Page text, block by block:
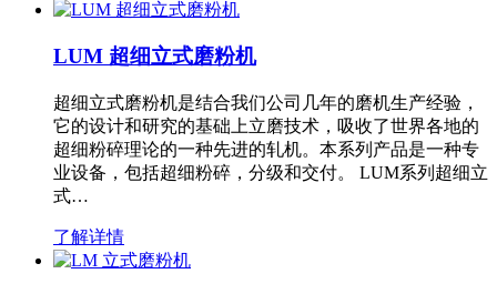
LUM 超细立式磨粉机
超细立式磨粉机是结合我们公司几年的磨机生产经验，
它的设计和研究的基础上立磨技术，吸收了世界各地的
超细粉碎理论的一种先进的轧机。本系列产品是一种专
业设备，包括超细粉碎，分级和交付。 LUM系列超细立
式…
了解详情